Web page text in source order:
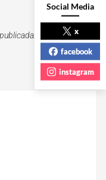
Los campos
Social Media
x
facebook
instagram